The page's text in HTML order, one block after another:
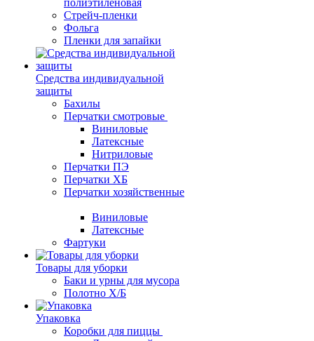
полиэтиленовая
Стрейч-пленки
Фольга
Пленки для запайки
Средства индивидуальной
защиты
Бахилы
Перчатки смотровые
Виниловые
Латексные
Нитриловые
Перчатки ПЭ
Перчатки ХБ
Перчатки хозяйственные
Виниловые
Латексные
Фартуки
Товары для уборки
Баки и урны для мусора
Полотно Х/Б
Упаковка
Коробки для пиццы